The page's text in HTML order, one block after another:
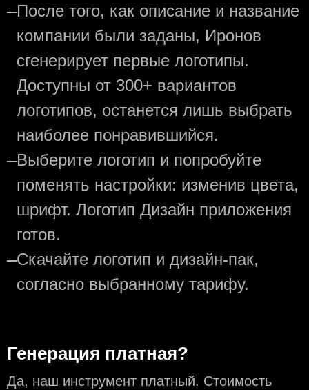
—После того, как описание и название
компании были заданы, Иронов
сгенерирует первые логотипы.
Доступны от 300+ вариантов
логотипов, останется лишь выбрать
наиболее понравившийся.
—Выберите логотип и попробуйте
поменять настройки: изменив цвета,
шрифт. Логотип Дизайн приложения
готов.
—Скачайте логотип и дизайн-пак,
согласно выбранному тарифу.
Генерация платная?
Да, наш инструмент платный. Стоимость